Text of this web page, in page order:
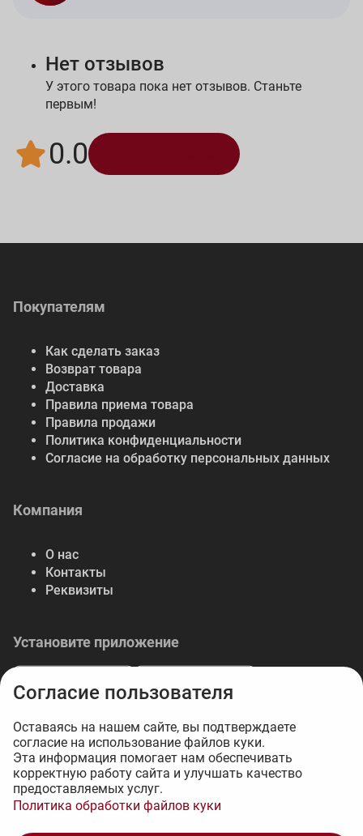
1 377 ₽
Нет отзывов
У этого товара пока нет отзывов. Станьте
первым!
0.0
Покупателям
Как сделать заказ
Возврат товара
Доставка
Правила приема товара
Правила продажи
Политика конфиденциальности
Согласие на обработку персональных данных
Компания
О нас
Контакты
Реквизиты
Установите приложение
© 2026 Либерте — весь спектр отделочных
материалов.
Интернет-магазин на 1С-Битрикс - 34web
Согласие пользователя
Оставаясь на нашем сайте, вы подтверждаете
согласие на использование файлов куки.
Эта информация помогает нам обеспечивать
корректную работу сайта и улучшать качество
предоставляемых услуг.
Политика обработки файлов куки